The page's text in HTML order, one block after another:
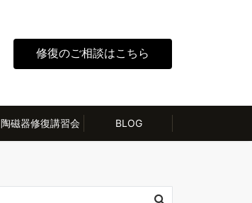
修復のご相談はこちら
陶磁器修復講習会 BLOG